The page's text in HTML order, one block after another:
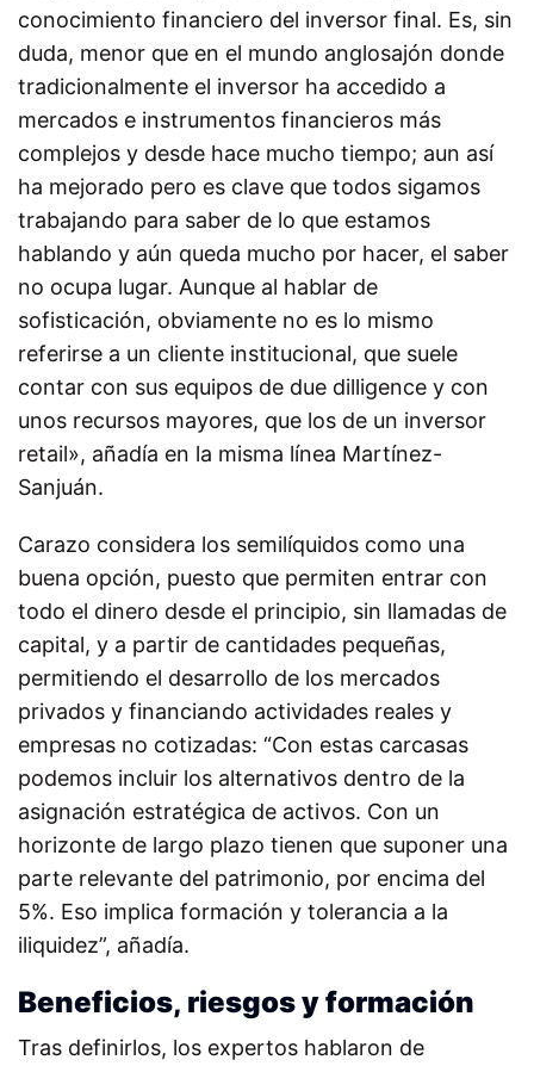
conocimiento financiero del inversor final. Es, sin
duda, menor que en el mundo anglosajón donde
tradicionalmente el inversor ha accedido a
mercados e instrumentos financieros más
complejos y desde hace mucho tiempo; aun así
ha mejorado pero es clave que todos sigamos
trabajando para saber de lo que estamos
hablando y aún queda mucho por hacer, el saber
no ocupa lugar. Aunque al hablar de
sofisticación, obviamente no es lo mismo
referirse a un cliente institucional, que suele
contar con sus equipos de due dilligence y con
unos recursos mayores, que los de un inversor
retail», añadía en la misma línea Martínez-
Sanjuán.
Carazo considera los semilíquidos como una
buena opción, puesto que permiten entrar con
todo el dinero desde el principio, sin llamadas de
capital, y a partir de cantidades pequeñas,
permitiendo el desarrollo de los mercados
privados y financiando actividades reales y
empresas no cotizadas: “Con estas carcasas
podemos incluir los alternativos dentro de la
asignación estratégica de activos. Con un
horizonte de largo plazo tienen que suponer una
parte relevante del patrimonio, por encima del
5%. Eso implica formación y tolerancia a la
iliquidez”, añadía.
Beneficios, riesgos y formación
Tras definirlos, los expertos hablaron de